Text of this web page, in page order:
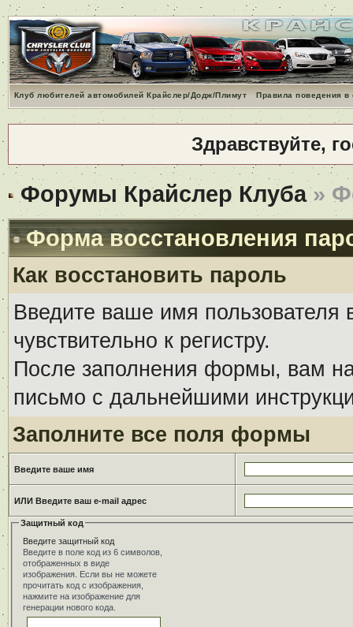
Клуб любителей автомобилей Крайслер/Додж/Плимут Правила поведения
Здравствуйте,
Форумы Крайслер Клуба»
Форма восстановления
Как восстановить пароль
Введите ваше имя
чувствительно к регистру.
После заполнения формы, вам на
письмо с дальнейшими
Заполните все поля формы
Введите ваше имя
ИЛИ Введите ваш e-mail адрес
Защитный код
Введите защитный код
Введите в поле код из 6 символов,
отображенных в виде
изображения. Если вы не можете
прочитать код с изображения,
нажмите на изображение для
генерации нового кода.